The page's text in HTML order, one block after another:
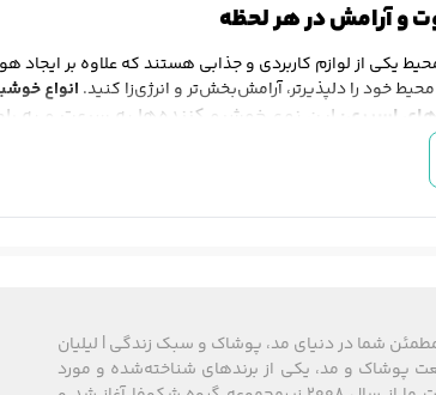
و آرامش در هر لحظه
یکی از لوازم کاربردی و جذابی هستند که علاوه بر ایجاد
خود را دلپذیرتر، آرامش‌بخش‌تر و انرژی‌زا کنید. انواع
اسپری:
این نوع خوشبو کننده‌ها به سرعت و به
مانند گل‌ها، میوه‌ها یا چوب‌های گرم به راحتی
برقی:
محیط را انتخاب کنید؟
خوشبو کننده‌های محیط نه تنها به
خوشبو تأثیرات مثبت زیادی بر ذهن و احساسات شما
کننده مناسب، به نوع فضای خود، مدت زمانی که
مطمئن شما در دنیای مد، پوشاک و سبک زندگی | لیلیان
تجربه در صنعت پوشاک و مد، یکی از برندهای شناخته‌شده و مورد